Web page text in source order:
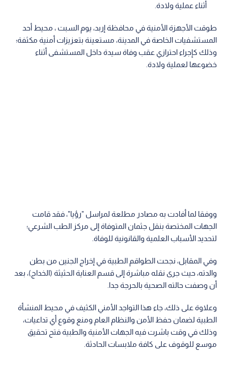
أثناء عملية ولادة.
طوقت الأجهزة الأمنية في محافظة إربد، يوم السبت ، محيط أحد
المستشفيات الخاصة في المدينة، مستعينة بتعزيزات أمنية مكثفة؛
وذلك كإجراء احترازي عقب وفاة سيدة داخل المستشفى أثناء
خضوعها لعملية ولادة.
ووفقا لما أفادت به مصادر مطلعة لمراسل "رؤيا"، فقد قامت
الجهات المختصة بنقل جثمان المتوفاة إلى مركز الطب الشرعي؛
لتحديد الأسباب العلمية والقانونية للوفاة.
وفي المقابل، نجحت الطواقم الطبية في إخراج الجنين من بطن
والدته، حيث جرى نقله مباشرة إلى قسم العناية الحثيثة (الخداج)، بعد
أن وصفت حالته الصحية بالحرجة جدا.
وعلاوة على ذلك، جاء هذا التواجد الأمني الكثيف في محيط المنشأة
الطبية لضمان حفظ الأمن والنظام العام ومنع وقوع أي تداعيات،
وذلك في وقت باشرت فيه الجهات الأمنية والطبية فتح تحقيق
موسع للوقوف على كافة ملابسات الحادثة.